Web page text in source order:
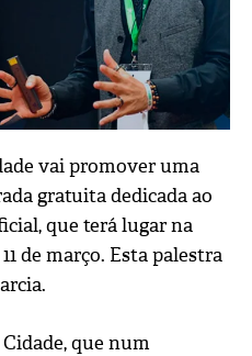
vai promover uma
gratuita dedicada ao
que terá lugar na
de março. Esta palestra
que num